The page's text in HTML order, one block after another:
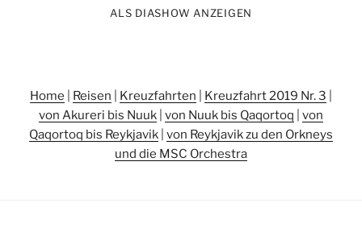
ALS DIASHOW ANZEIGEN
Home Reisen Kreuzfahrten Kreuzfahrt 2019 Nr. 3
von Akureri bis Nuuk von Nuuk bis Qaqortoq
von
Qaqortoq bis Reykjavik von Reykjavik zu den Orkneys
und die MSC Orchestra